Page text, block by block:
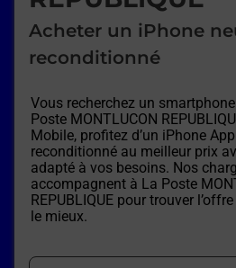
Acheter un iPhone
reconditionné
Vous recherchez un
Poste MONTLUCON
Mobile, profitez d’un iPhone
reconditionné au meilleur prix
adapté à vos besoins. Nos
accompagnent à La Poste
REPUBLIQUE pour trouver
le mieux.